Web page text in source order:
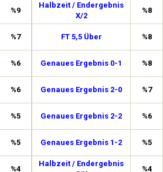
%9
%7
%6
%6
%5
%5
%4
Halbzeit / Endergebnis
X/2
%8
FT 5,5 Über %8
Genaues Ergebnis 0-1 %8
Genaues Ergebnis 2-0 %7
Genaues Ergebnis 2-2 %6
Genaues Ergebnis 1-2 %5
Halbzeit / Endergebnis
%4